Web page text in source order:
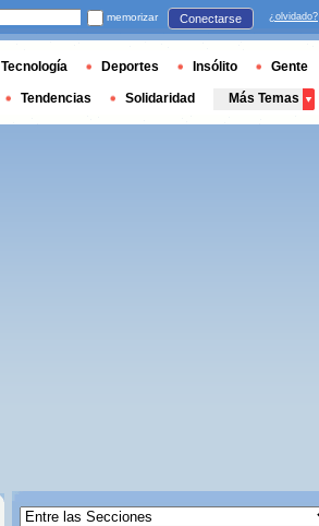
memorizar Conectarse ¿olvidado?
Tecnología Deportes Insólito Gente
Tendencias Solidaridad Más Temas